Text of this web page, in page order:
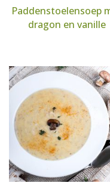
Paddenstoelensoep
dragon en vanille